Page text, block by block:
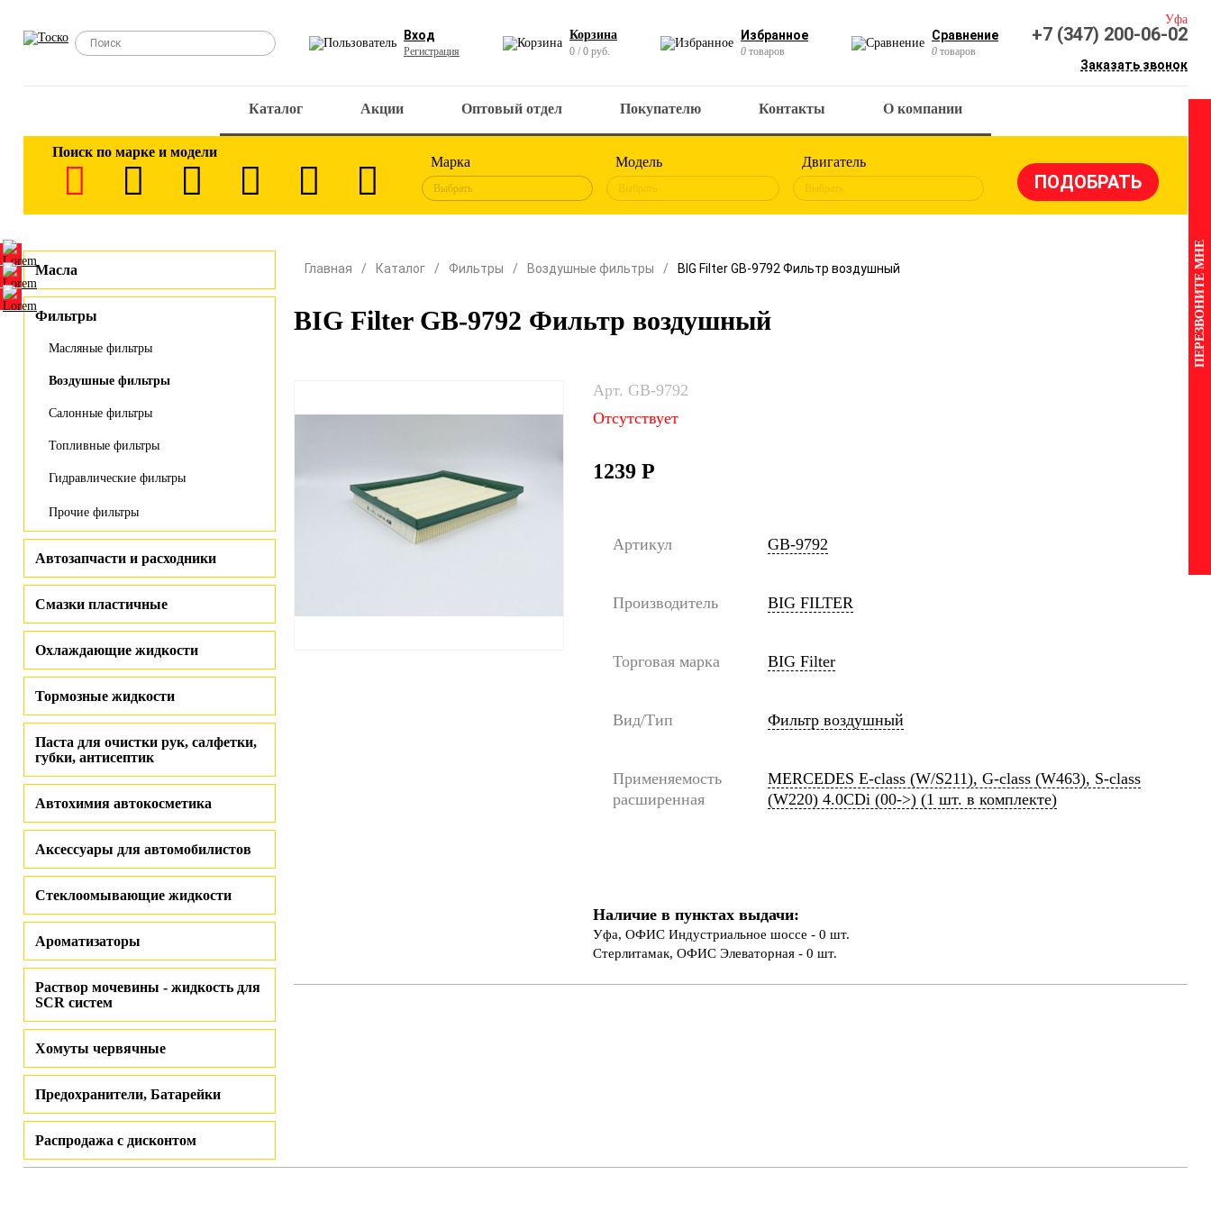
Вход
Регистрация
Корзина
0 / 0 руб.
Избранное
0 товаров
Сравнение
0 товаров
Уфа
+7 (347) 200-06-02
Заказать звонок
Каталог Акции Оптовый отдел Покупателю Контакты О компании
Поиск по марке и модели
Марка
Выбрать
Модель
Выбрать
Двигатель
Выбрать
Масла
Фильтры
Масляные фильтры
Воздушные фильтры
Салонные фильтры
Топливные фильтры
Гидравлические фильтры
Прочие фильтры
Автозапчасти и расходники
Смазки пластичные
Охлаждающие жидкости
Тормозные жидкости
Паста для очистки рук, салфетки,
губки, антисептик
Автохимия автокосметика
Аксессуары для автомобилистов
Стеклоомывающие жидкости
Ароматизаторы
Раствор мочевины - жидкость для
SCR систем
Хомуты червячные
Предохранители, Батарейки
Распродажа с дисконтом
Главная Каталог Фильтры Воздушные фильтры BIG Filter GB-9792 Фильтр воздушный
BIG Filter GB-9792 Фильтр воздушный
Арт. GB-9792
Отсутствует
1239 Р
Артикул GB-9792
Производитель BIG FILTER
Торговая марка BIG Filter
Вид/Тип Фильтр воздушный
Применяемость
расширенная
MERCEDES E-class (W/S211), G-class (W463), S-class
(W220) 4.0CDi (00->) (1 шт. в комплекте)
Наличие в пунктах выдачи:
Уфа, ОФИС Индустриальное шоссе - 0 шт.
Стерлитамак, ОФИС Элеваторная - 0 шт.
ПЕРЕЗВОНИТЕ МНЕ